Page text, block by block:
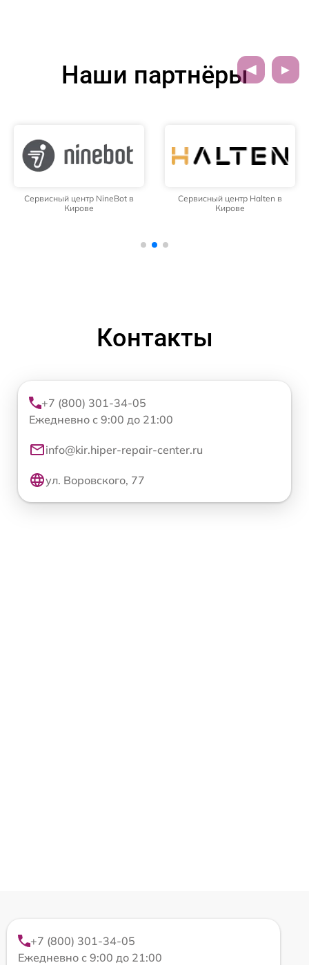
Наши партнёры
Сервисный центр NineBot в
Кирове
Сервисный центр Halten в
Кирове
Контакты
+7 (800) 301-34-05
Ежедневно с 9:00 до 21:00
info@kir.hiper-repair-center.ru
ул. Воровского, 77
+7 (800) 301-34-05
Ежедневно с 9:00 до 21:00